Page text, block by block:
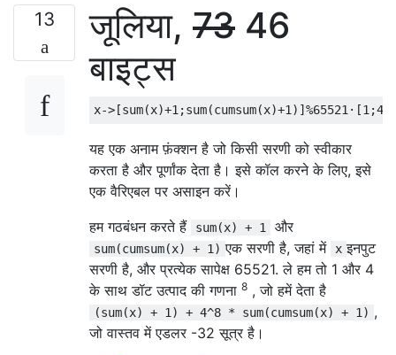
13 जूलिया, 73 46
बाइट्स
x->[sum(x)+1 ;sum(cumsum(x)+1 )]%65521 ⋅[1 ;4
यह एक अनाम फ़ंक्शन है जो किसी सरणी को स्वीकार
करता है और पूर्णांक देता है। इसे कॉल करने के लिए, इसे
एक वैरिएबल पर असाइन करें।
हम गठबंधन करते हैं
sum(x) + 1 और
sum(cumsum(x) + 1) एक सरणी है, जहां में x इनपुट
सरणी है, और प्रत्येक सापेक्ष 65521. ले हम तो 1 और 4
के साथ डॉट उत्पाद की गणना 8 , जो हमें देता है
(sum(x) + 1) + 4^8 * sum(cumsum(x) + 1) ,
जो वास्तव में एडलर -32 सूत्र है।